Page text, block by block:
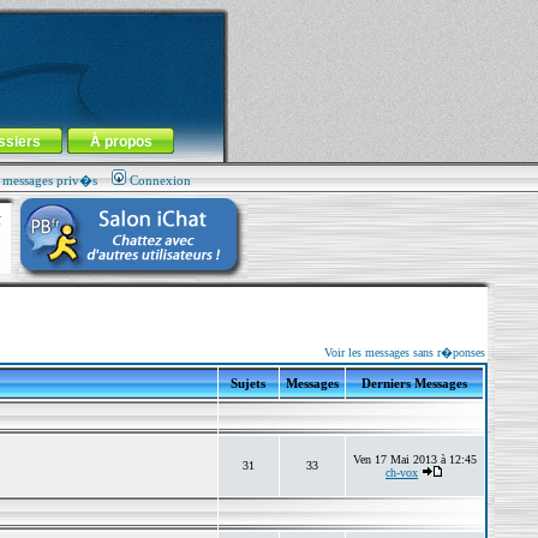
À propos
priv�s Connexion
Voir les messages sans r�ponses
Sujets Messages Derniers Messages
31 33
Ven 17 Mai 2013 à 12:45
ch-vox